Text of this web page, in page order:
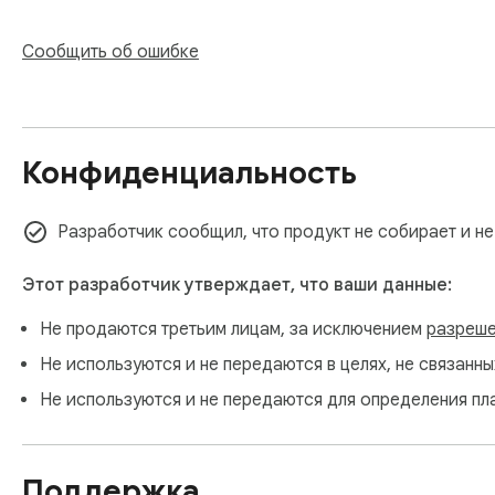
Нужно вернуть стандартное окно на конкретном
Маркетплейсов (Amazon, Etsy и всех остальных)
Форм и приложений
Быстрого доступа к недавним файлам
Установите FileTray и перестаньте рыться по папкам,
Сообщить об ошибке
Конфиденциальность
Разработчик сообщил, что продукт не собирает и
Этот разработчик утверждает, что ваши данные:
Не продаются третьим лицам, за исключением
Не используются и не передаются в целях, не
Не используются и не передаются для определения